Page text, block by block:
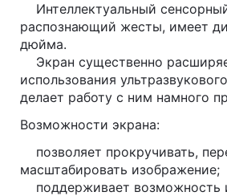
Интеллектуальный
распознающий жесты, имеет
дюйма.
Экран существенно
использования
делает работу с ним намного
Возможности экрана:
позволяет прокручивать,
масштабировать изображение;
поддерживает возможность